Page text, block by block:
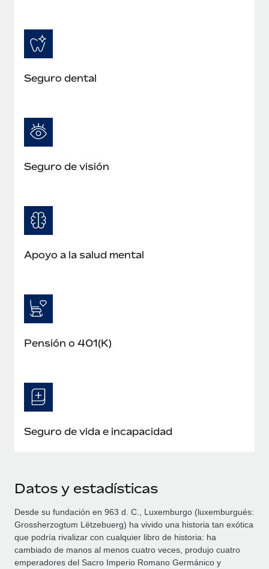
Seguro dental
Seguro de visión
Apoyo a la salud mental
Pensión o 401(K)
Seguro de vida e incapacidad
Datos y estadísticas
Desde su fundación en 963 d. C., Luxemburgo (luxemburgués:
Grossherzogtum Lëtzebuerg) ha vivido una historia tan exótica
que podría rivalizar con cualquier libro de historia: ha
cambiado de manos al menos cuatro veces, produjo cuatro
emperadores del Sacro Imperio Romano Germánico y